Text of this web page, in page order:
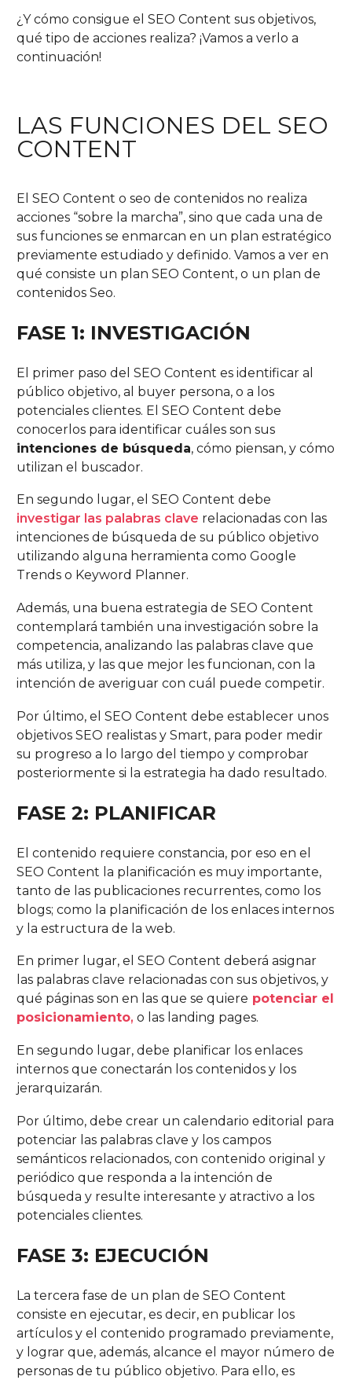
¿Y cómo consigue el SEO Content sus objetivos,
qué tipo de acciones realiza? ¡Vamos a verlo a
continuación!
LAS FUNCIONES DEL SEO
CONTENT
El SEO Content o seo de contenidos no realiza
acciones “sobre la marcha”, sino que cada una de
sus funciones se enmarcan en un plan estratégico
previamente estudiado y definido. Vamos a ver en
qué consiste un plan SEO Content, o un plan de
contenidos Seo.
FASE 1: INVESTIGACIÓN
El primer paso del SEO Content es identificar al
público objetivo, al buyer persona, o a los
potenciales clientes. El SEO Content debe
conocerlos para identificar cuáles son sus
intenciones de búsqueda, cómo piensan, y cómo
utilizan el buscador.
En segundo lugar, el SEO Content debe
investigar las palabras clave relacionadas con las
intenciones de búsqueda de su público objetivo
utilizando alguna herramienta como Google
Trends o Keyword Planner.
Además, una buena estrategia de SEO Content
contemplará también una investigación sobre la
competencia, analizando las palabras clave que
más utiliza, y las que mejor les funcionan, con la
intención de averiguar con cuál puede competir.
Por último, el SEO Content debe establecer unos
objetivos SEO realistas y Smart, para poder medir
su progreso a lo largo del tiempo y comprobar
posteriormente si la estrategia ha dado resultado.
FASE 2: PLANIFICAR
El contenido requiere constancia, por eso en el
SEO Content la planificación es muy importante,
tanto de las publicaciones recurrentes, como los
blogs; como la planificación de los enlaces internos
y la estructura de la web.
En primer lugar, el SEO Content deberá asignar
las palabras clave relacionadas con sus objetivos, y
qué páginas son en las que se quiere potenciar el
posicionamiento, o las landing pages.
En segundo lugar, debe planificar los enlaces
internos que conectarán los contenidos y los
jerarquizarán.
Por último, debe crear un calendario editorial para
potenciar las palabras clave y los campos
semánticos relacionados, con contenido original y
periódico que responda a la intención de
búsqueda y resulte interesante y atractivo a los
potenciales clientes.
FASE 3: EJECUCIÓN
La tercera fase de un plan de SEO Content
consiste en ejecutar, es decir, en publicar los
artículos y el contenido programado previamente,
y lograr que, además, alcance el mayor número de
personas de tu público objetivo. Para ello, es